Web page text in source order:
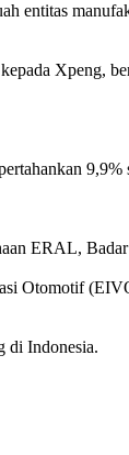
entitas
Xpeng,
9,9%
ERAL,
Otomotif
di Indonesia.